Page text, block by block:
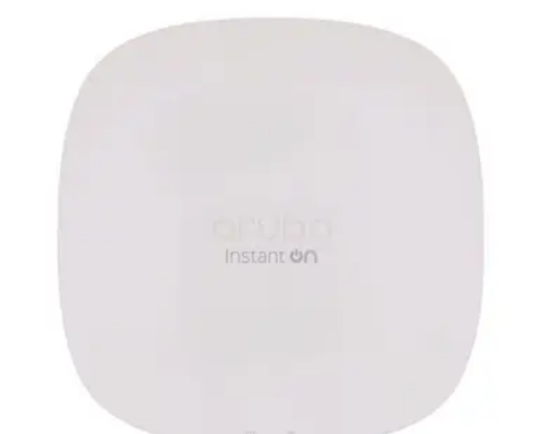
Netzwerkstrategien
Karriere und
NetworkingStrategien
Vernetzt Bleiben